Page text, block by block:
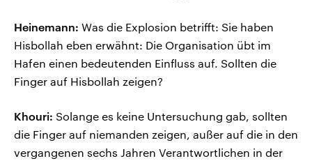
Heinemann: Was die Explosion betrifft: Sie haben
Hisbollah eben erwähnt: Die Organisation übt im
Hafen einen bedeutenden Einfluss auf. Sollten die
Finger auf Hisbollah zeigen?
Khouri: Solange es keine Untersuchung gab, sollten
die Finger auf niemanden zeigen, außer auf die in den
vergangenen sechs Jahren Verantwortlichen in der